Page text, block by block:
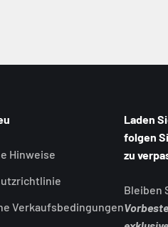
Hinweise
Verkaufsbedingungen
Laden
folgen
zu
Bleiben